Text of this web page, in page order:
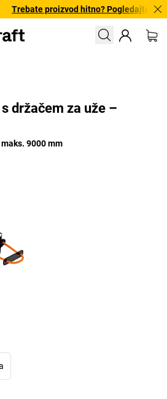
Trebate proizvod hitno? Pogledajte
držačem za uže –
9000 mm